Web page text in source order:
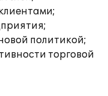
политикой;
торговой